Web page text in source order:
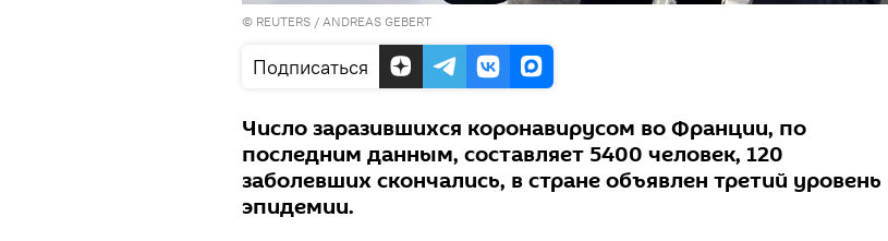
© REUTERS / ANDREAS GEBERT
Подписаться
Число заразившихся коронавирусом во Франции, по
последним данным, составляет 5400 человек, 120
заболевших скончались, в стране объявлен третий уровень
эпидемии.